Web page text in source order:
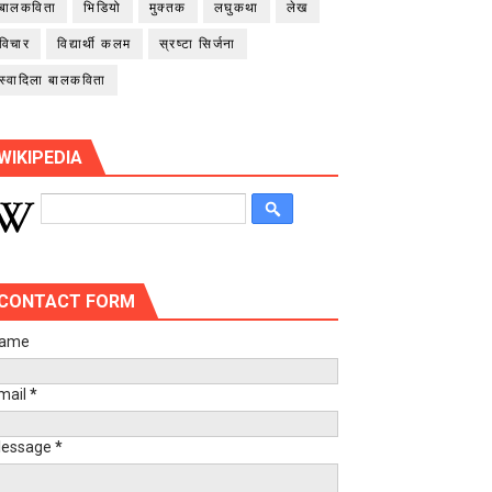
बालकविता भिडियो मुक्तक लघुकथा लेख
विचार विद्यार्थी कलम स्रष्टा सिर्जना
स्वादिला बालकविता
FORM
*
*